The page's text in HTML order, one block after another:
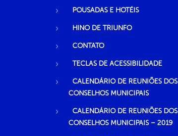
POUSADAS E HOTÉIS
HINO DE TRIUNFO
CONTATO
TECLAS DE ACESSIBILIDADE
CALENDÁRIO DE REUNIÕES DOS
CONSELHOS MUNICIPAIS
CALENDÁRIO DE REUNIÕES DOS
CONSELHOS MUNICIPAIS – 2019